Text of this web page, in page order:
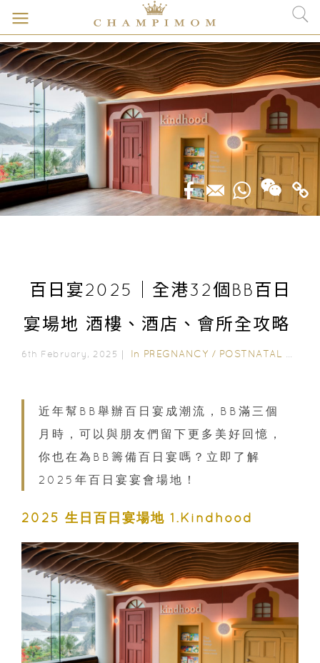
百日宴2025｜全港32個BB百日
宴場地 酒樓、酒店、會所全攻略
6th February, 2025｜ In PREGNANCY / POSTNATAL CARE
近年幫BB舉辦百日宴成潮流，BB滿三個
月時，可以與朋友們留下更多美好回憶，
你也在為BB籌備百日宴嗎？立即了解
2025年百日宴宴會場地！
2025 生日百日宴場地 1.Kindhood